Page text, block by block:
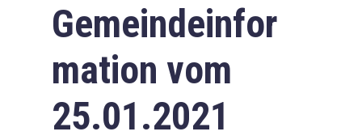
Gemeindeinfor
mation vom
25.01.2021